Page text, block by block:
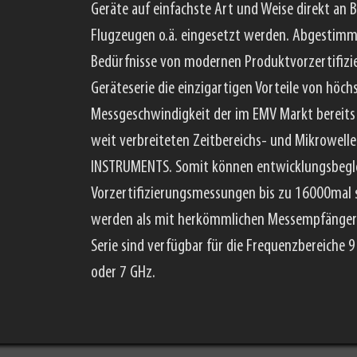
Geräte auf einfachste Art und Weise direkt an
Flugzeugen o.ä. eingesetzt werden.
Bedürfnisse von modernen
Geräteserie die einzigartigen Vorteile von
Messgeschwindigkeit der im EMV Markt
weit verbreiteten Zeitbereichs- und
INSTRUMENTS. Somit können
Vorzertifizierungsmessungen bis zu
werden als mit herkömmlichen
Serie sind verfügbar für die Frequenzbereiche 9
oder 7 GHz.